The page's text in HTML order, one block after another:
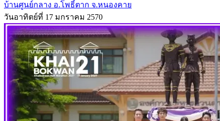
บ้านศูนย์กลาง อ.โพธิ์ตาก จ.หนองคาย
วันอาทิตย์ที่ 17 มกราคม 2570